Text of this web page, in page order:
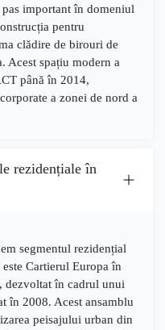
important în domeniul
pentru
clădire de birouri de
. Acest spațiu modern a
până în 2014,
a zonei de nord a
rezidențiale în
segmentul rezidențial
Cartierul Europaîn
, dezvoltat în cadrul unui
în 2008. Acest ansamblu
peisajului urban din